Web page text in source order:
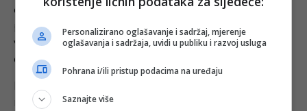
obrađene sve povijesne mijene i ona obuhvaća sve
povijesno relevantne ličnosti, odnosno svako
vareško ime širega društvenog značaja u svim
oblastima života i rada.
na 65 tematskih cjelina, popraćena s više od 600
Personalizirano oglašavanje i sadržaj, mjerenje
oglašavanja i sadržaja, uvidi u publiku i razvoj usluga
Pohrana i/ili pristup podacima na uređaju
Saznajte više